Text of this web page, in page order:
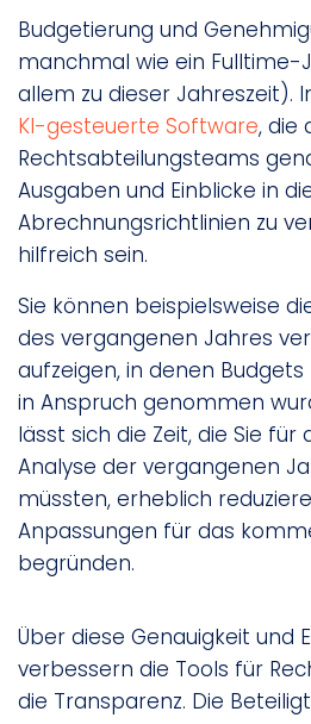
Budgetierung und
manchmal wie ein
allem zu dieser Jahreszeit).
KI-gesteuerte Software, die
Rechtsabteilungsteams
Ausgaben und Einblicke in
Abrechnungsrichtlinien zu
hilfreich sein.
Sie können beispielsweise
des vergangenen Jahres
aufzeigen, in denen Budgets
in Anspruch genommen
lässt sich die Zeit, die Sie für
Analyse der vergangenen
müssten, erheblich
Anpassungen für das
begründen.
Über diese Genauigkeit und
verbessern die Tools für
die Transparenz. Die